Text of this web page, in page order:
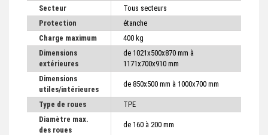
Secteur
Tous secteurs
Protection
étanche
Charge maximum
400 kg
Dimensions
extérieures
de 1021x500x870 mm à
1171x700x910 mm
Dimensions
utiles/intérieures
de 850x500 mm à 1000x700 mm
Type de roues
TPE
Diamètre max.
des roues
de 160 à 200 mm